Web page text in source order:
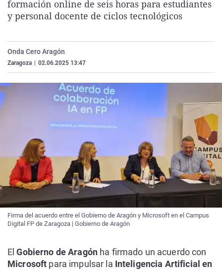
La rosa de los vientos
Como el perro y el
Caso
Equipo de
Extremadura
La Rioja
Virales
Elecciones
formación online de seis horas para estudiantes
y personal docente de ciclos tecnológicos
Onda Cero Aragón
Zaragoza 02.06.2025 13:47
Firma del acuerdo entre el Gobierno de Aragón y Microsoft en el Campus
Digital FP de Zaragoza | Gobierno de Aragón
ElGobierno de Aragónha firmado un acuerdo con
Microsoft para impulsar la Inteligencia Artificial en